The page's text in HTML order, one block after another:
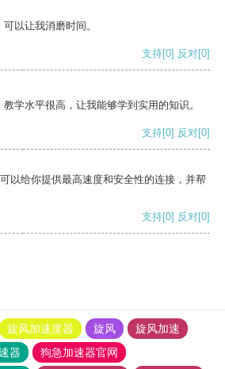
以让我消磨时间。
支持[0] 反对[0]
学水平很高，让我能够学到实用的知识。
支持[0] 反对[0]
以给你提供最高速度和安全性的连接，并帮
支持[0] 反对[0]
旋风加速度器 旋风
旋风加速
器
狗急加速器官网